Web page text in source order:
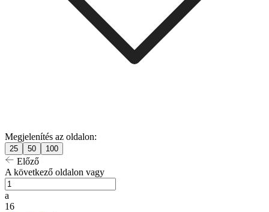
Megjelenítés az oldalon:
25 50 100
Előző
A következő oldalon vagy
a
16